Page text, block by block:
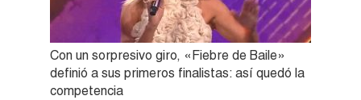
Con un sorpresivo giro, «Fiebre de Baile»
definió a sus primeros finalistas: así quedó la
competencia